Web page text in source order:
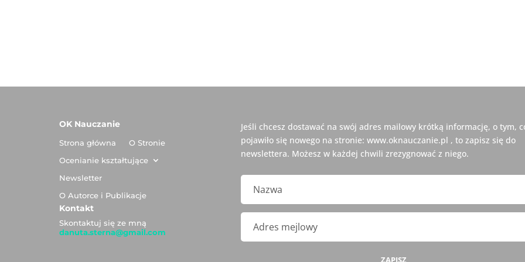
OK Nauczanie
Strona główna
O Stronie
Ocenianie kształtujące
Newsletter
O Autorce i Publikacje
Kontakt
Skontaktuj się ze mną
danuta.sterna@gmail.com
Jeśli chcesz dostawać na swój adres mailowy krótką informację, o tym,
pojawiło się nowego na stronie: www.oknauczanie.pl , to zapisz się do
newslettera. Możesz w każdej chwili zrezygnować z niego.
ZAPISZ